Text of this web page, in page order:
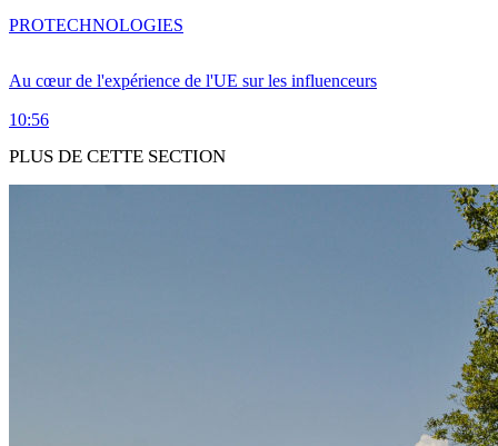
Au cœur de l'expérience de l'UE sur les influenceurs
10:56
PROTECHNOLOGIES
PLUS DE CETTE SECTION